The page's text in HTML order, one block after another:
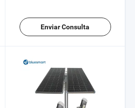
Enviar Consulta